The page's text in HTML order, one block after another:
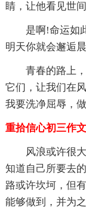
睛，让他看见世
是啊!命运如
明天你就会邂逅晨
青春的路上
它们，让我们在
我要洗净屈辱，
重拾信心初三作
风浪或许很
知道自己所要去
路或许坎坷，但
能够做到，并为之